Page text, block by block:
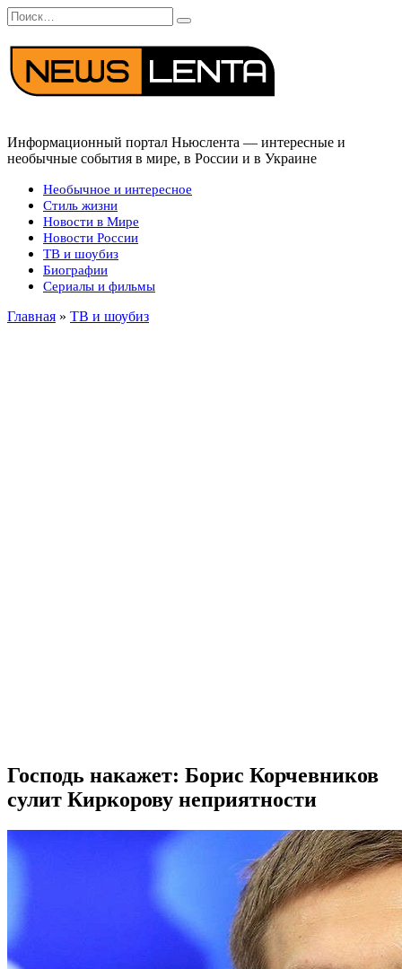
Перейти
к
содержанию
Search
for:
Информационный портал Ньюслента — интересные и
необычные события в мире, в России и в Украине
Необычное и интересное
Стиль жизни
Новости в Мире
Новости России
ТВ и шоубиз
Биографии
Сериалы и фильмы
Главная » ТВ и шоубиз
Господь накажет: Борис Корчевников
сулит Киркорову неприятности